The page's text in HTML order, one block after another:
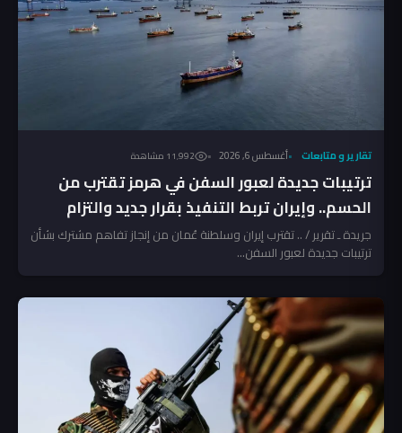
تقارير و متابعات أغسطس 6, 2026 11٬992 مشاهدة
ترتيبات جديدة لعبور السفن في هرمز تقترب من
الحسم.. وإيران تربط التنفيذ بقرار جديد والتزام
أميركي
جريدة ـ تقرير / .. تقترب إيران وسلطنة عُمان من إنجاز تفاهم مشترك بشأن
ترتيبات جديدة لعبور السفن...